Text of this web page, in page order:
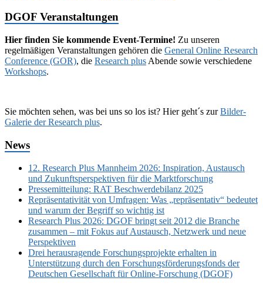
DGOF Veranstaltungen
Hier finden Sie kommende Event-Termine! Zu unseren
regelmäßigen Veranstaltungen gehören die General Online Research
Conference (GOR), die Research plus Abende sowie verschiedene
Workshops.
Sie möchten sehen, was bei uns so los ist? Hier geht´s zurBilder-
Galerie der Research plus.
News
12. Research Plus Mannheim 2026: Inspiration, Austausch
und Zukunftsperspektiven für die Marktforschung
Pressemitteilung: RAT Beschwerdebilanz 2025
Repräsentativität von Umfragen: Was „repräsentativ“ bedeutet
und warum der Begriff so wichtig ist
Research Plus 2026: DGOF bringt seit 2012 die Branche
zusammen – mit Fokus auf Austausch, Netzwerk und neue
Perspektiven
Drei herausragende Forschungsprojekte erhalten in
Unterstützung durch den Forschungsförderungsfonds der
Deutschen Gesellschaft für Online-Forschung (DGOF)